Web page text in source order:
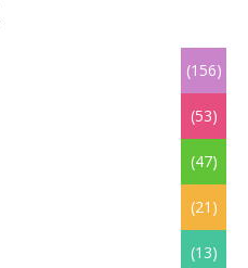
(156)
(53)
(47)
(21)
(13)